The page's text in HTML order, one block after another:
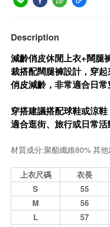
Description
減齡俏皮休閒上衣+闊腿
裁搭配闊腿褲設計，穿
俏皮減齡，非常適合日常
穿搭建議搭配球鞋或涼鞋
適合逛街、旅行或日常活
材質成分:聚酯纖維80% 其
上衣尺碼 衣長
S
55
M
56
L
57